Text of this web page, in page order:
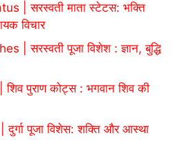
| सरस्वती माता स्टेटस: भक्ति
विचार
| सरस्वती पूजा विशेश : ज्ञान, बुद्धि
पुराण कोट्स : भगवान शिव की
पूजा विशेस: शक्ति और आस्था